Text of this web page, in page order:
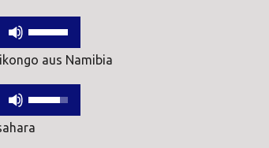
zu
regeln.
um
zu
regeln.
Pfeiltasten
Hoch/Runter
um
aus Namibia
Pfeiltasten
Hoch/Runter